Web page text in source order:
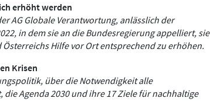
erhöht werden
AG Globale Verantwortung, anlässlich der
in dem sie an die Bundesregierung appelliert, sie
Hilfe vor Ort entsprechend zu erhöhen.
Krisen
über die Notwendigkeit alle
Agenda 2030 und ihre 17 Ziele für nachhaltige